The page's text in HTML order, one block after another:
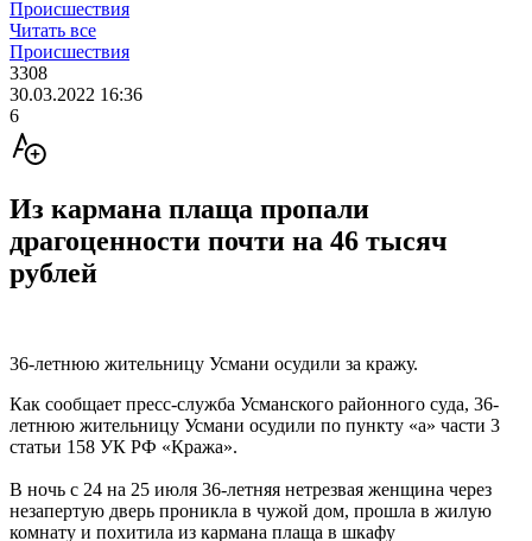
Происшествия
Читать все
Происшествия
3308
30.03.2022 16:36
6
Из кармана плаща пропали
драгоценности почти на 46 тысяч
рублей
36-летнюю жительницу Усмани осудили за кражу.
Как сообщает пресс-служба Усманского районного суда, 36-
летнюю жительницу Усмани осудили по пункту «а» части 3
статьи 158 УК РФ «Кража».
В ночь с 24 на 25 июля 36-летняя нетрезвая женщина через
незапертую дверь проникла в чужой дом, прошла в жилую
комнату и похитила из кармана плаща в шкафу